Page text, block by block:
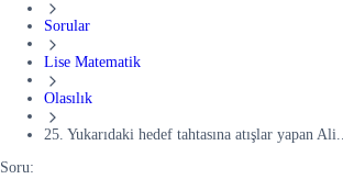
Sorular
Lise Matematik
Olasılık
25. Yukarıdaki hedef tahtasına atışlar yapan Ali...
Soru: